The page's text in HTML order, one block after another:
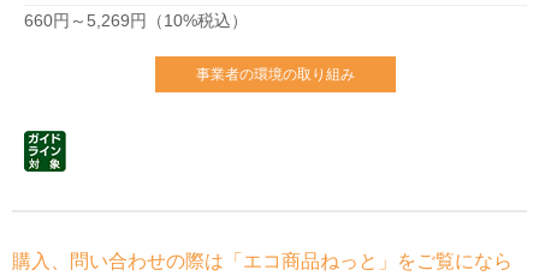
660円～5,269円（10%税込）
事業者の環境の取り組み
購入、問い合わせの際は「エコ商品ねっと」をご覧になら